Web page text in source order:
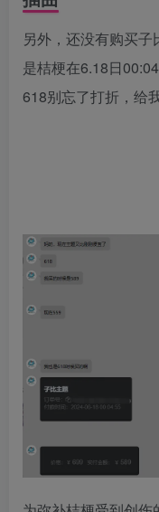
另外，还没有购买子
是桔梗在6.18日
618别忘了打折，给